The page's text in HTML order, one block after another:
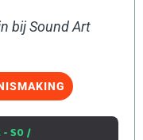
bij Sound Art